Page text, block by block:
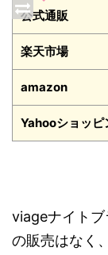
公式通販
楽天市場
amazon
Yahooショッピ
viageナイト
の販売はなく